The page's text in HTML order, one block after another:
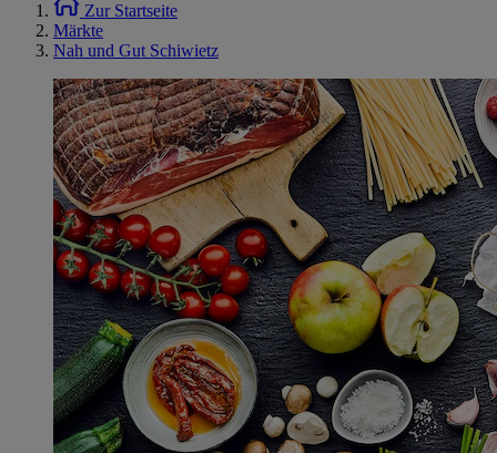
Zur Startseite
Märkte
Nah und Gut Schiwietz